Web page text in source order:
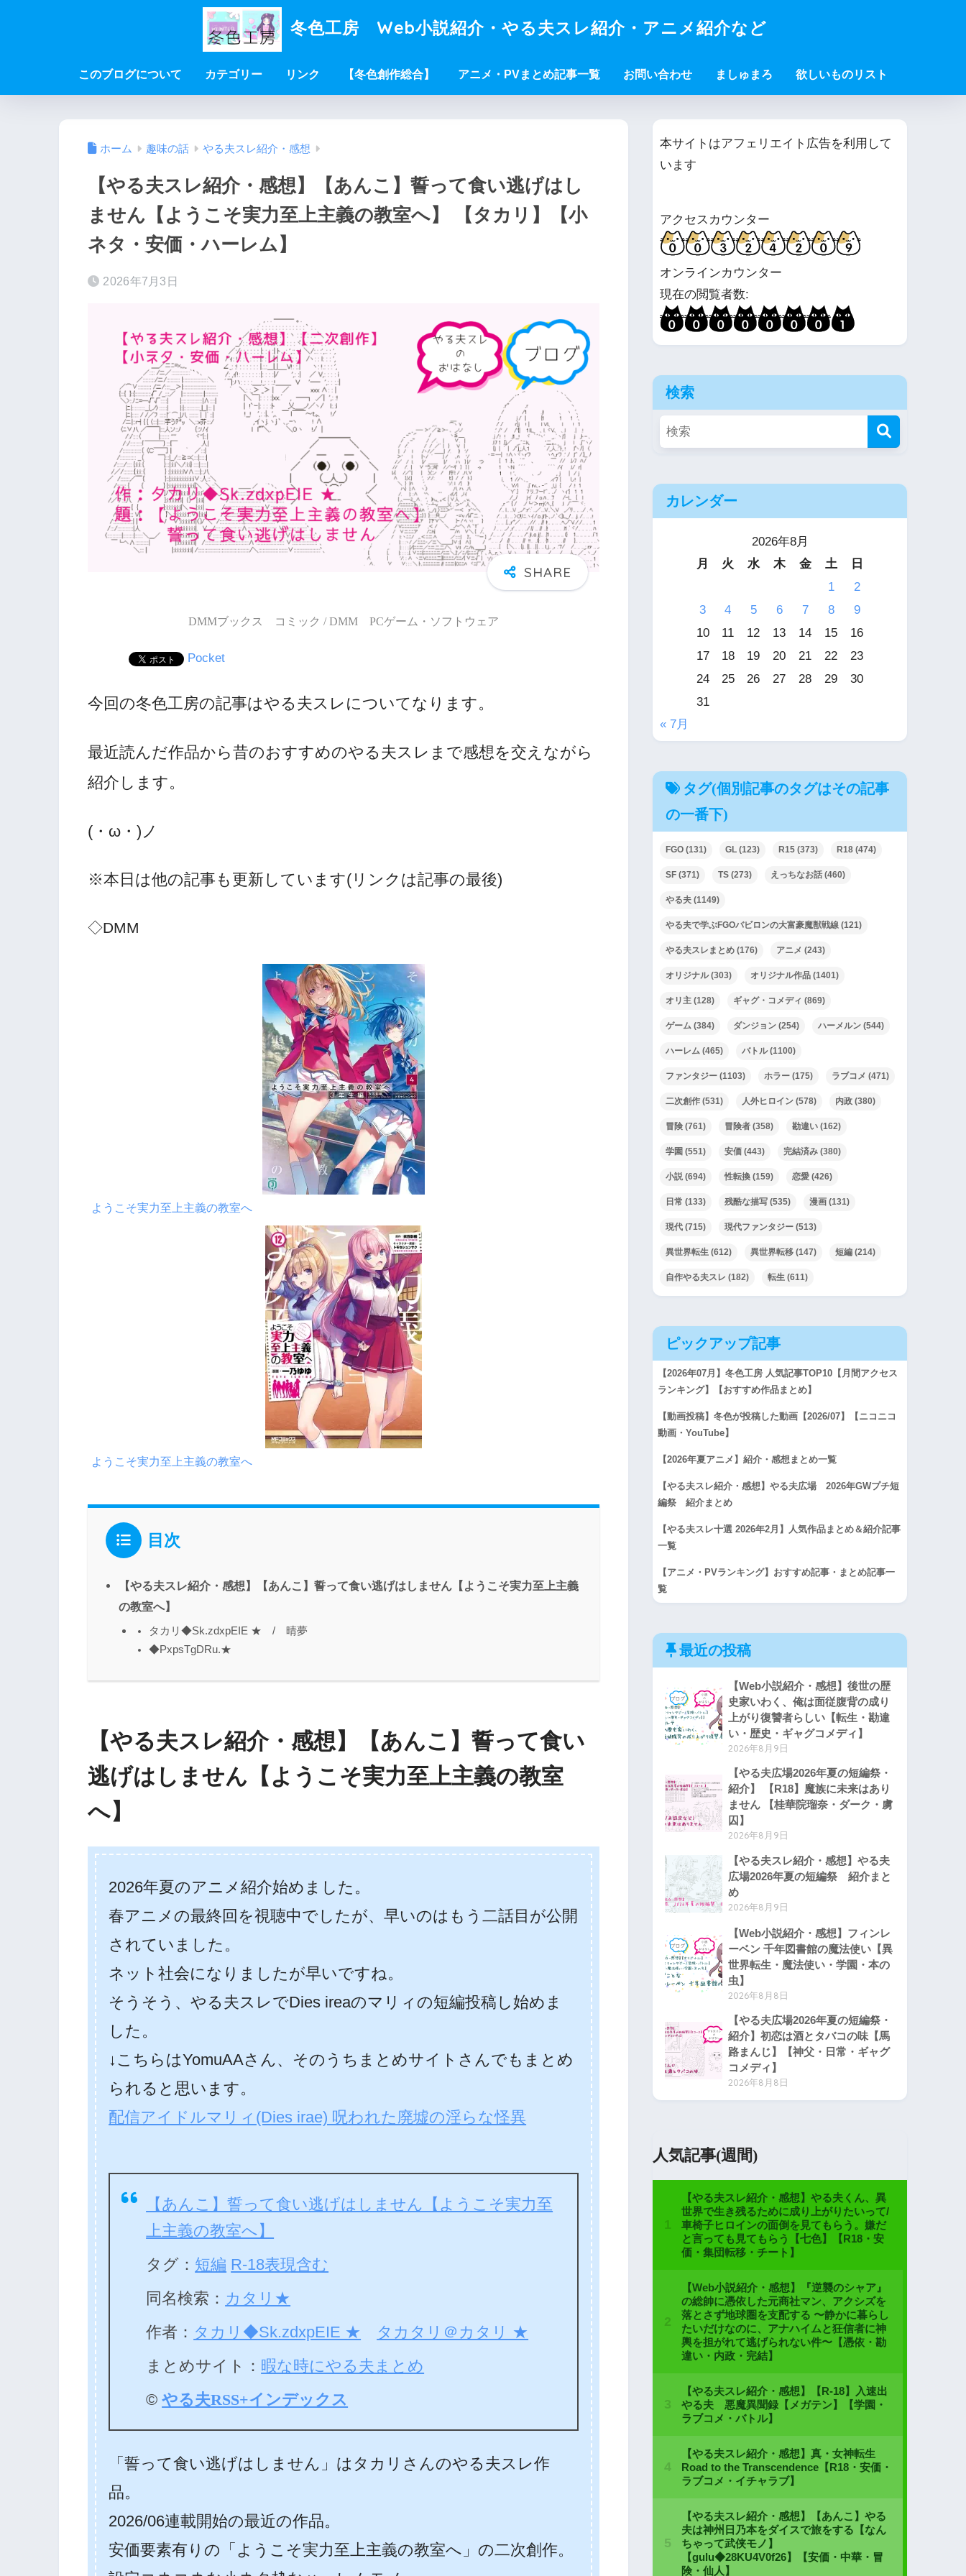
冬色工房 Web小説紹介・やる夫スレ紹介・アニメ紹介など
このブログについて カテゴリー リンク 【冬色創作総合】 アニメ・PVまとめ記事一覧 お問い合わせ ましゅまろ 欲しいものリスト
ホーム 趣味の話 やる夫スレ紹介・感想
【やる夫スレ紹介・感想】【あんこ】誓って食い逃げはし
ません【ようこそ実力至上主義の教室へ】 【タカリ】【小
ネタ・安価・ハーレム】
2026年7月3日
DMMブックス コミック / DMM PCゲーム・ソフトウェア
Pocket
今回の冬色工房の記事はやる夫スレについてなります。
最近読んだ作品から昔のおすすめのやる夫スレまで感想を交えながら
紹介します。
(・ω・)ノ
※本日は他の記事も更新しています(リンクは記事の最後)
◇DMM
ようこそ実力至上主義の教室へ
ようこそ実力至上主義の教室へ
目次
【やる夫スレ紹介・感想】【あんこ】誓って食い逃げはしません【ようこそ実力至上主義
の教室へ】
タカリ◆Sk.zdxpEIE ★ / 晴夢
◆PxpsTgDRu.★
【やる夫スレ紹介・感想】【あんこ】誓って食い
逃げはしません【ようこそ実力至上主義の教室
へ】
2026年夏のアニメ紹介始めました。
春アニメの最終回を視聴中でしたが、早いのはもう二話目が公開
されていました。
ネット社会になりましたが早いですね。
そうそう、やる夫スレでDies ireaのマリィの短編投稿し始めま
した。
↓こちらはYomuAAさん、そのうちまとめサイトさんでもまとめ
られると思います。
配信アイドルマリィ(Dies irae) 呪われた廃墟の淫らな怪異
【あんこ】誓って食い逃げはしません【ようこそ実力至
上主義の教室へ】
タグ： 短編 R-18表現含む
同名検索： カタリ★
作者： タカリ◆Sk.zdxpEIE ★
タカタリ＠カタリ ★
まとめサイト： 暇な時にやる夫まとめ
©やる夫RSS+インデックス
「誓って食い逃げはしません」はタカリさんのやる夫スレ作
品。
2026/06連載開始の最近の作品。
安価要素有りの「ようこそ実力至上主義の教室へ」の二次創作。
本サイトはアフェリエイト広告を利用して
います
アクセスカウンター
オンラインカウンター
現在の閲覧者数:
検索
カレンダー
2026年8月
月
火 水 木 金 土
日
1
2
3
4 5 6 7 8
9
10
11 12 13 14 15
16
17
18 19 20 21 22
23
24
25 26 27 28 29
30
31
« 7月
タグ(個別記事のタグはその記事
の一番下)
FGO (131) GL (123) R15 (373) R18 (474)
SF (371) TS (273) えっちなお話 (460)
やる夫 (1149)
やる夫で学ぶFGOバビロンの大富豪魔獣戦線 (121)
やる夫スレまとめ (176) アニメ (243)
オリジナル(303) オリジナル作品 (1401)
オリ主 (128) ギャグ・コメディ (869)
ゲーム (384) ダンジョン (254) ハーメルン (544)
ハーレム (465) バトル(1100)
ファンタジー (1103) ホラー (175) ラブコメ (471)
二次創作 (531) 人外ヒロイン (578) 内政 (380)
冒険 (761) 冒険者 (358) 勘違い (162)
学園 (551) 安価 (443) 完結済み (380)
小説(694) 性転換 (159) 恋愛 (426)
日常 (133) 残酷な描写 (535) 漫画 (131)
現代 (715) 現代ファンタジー (513)
異世界転生 (612) 異世界転移 (147) 短編 (214)
自作やる夫スレ (182) 転生 (611)
ピックアップ記事
【2026年07月】冬色工房 人気記事TOP10【月間アクセス
ランキング】【おすすめ作品まとめ】
【動画投稿】冬色が投稿した動画【2026/07】【ニコニコ
動画・YouTube】
【2026年夏アニメ】紹介・感想まとめ一覧
【やる夫スレ紹介・感想】やる夫広場 2026年GWプチ短
編祭 紹介まとめ
【やる夫スレ十選 2026年2月】人気作品まとめ＆紹介記事
一覧
【アニメ・PVランキング】おすすめ記事・まとめ記事一
覧
最近の投稿
【Web小説紹介・感想】後世の歴
史家いわく、俺は面従腹背の成り
上がり復讐者らしい【転生・勘違
い・歴史・ギャグコメディ】
2026年8月9日
【やる夫広場2026年夏の短編祭・
紹介】 【R18】魔族に未来はあり
ません 【桂華院瑠奈・ダーク・虜
囚】
2026年8月9日
【やる夫スレ紹介・感想】やる夫
広場2026年夏の短編祭 紹介まと
め
2026年8月9日
【Web小説紹介・感想】フィンレ
ーベン 千年図書館の魔法使い【異
世界転生・魔法使い・学園・本の
虫】
2026年8月8日
【やる夫広場2026年夏の短編祭・
紹介】初恋は酒とタバコの味【馬
路まんじ】【神父・日常・ギャグ
コメディ】
2026年8月8日
人気記事(週間)